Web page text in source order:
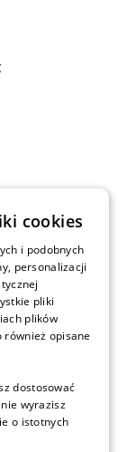
prawa
cookies
i podobnych
personalizacji
pliki
plików
również opisane
dostosować
wyrazisz
o istotnych